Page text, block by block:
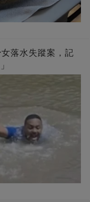
落水失蹤案，記